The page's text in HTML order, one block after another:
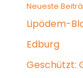
Neueste
Lipödem-
Edburg
Geschützt: